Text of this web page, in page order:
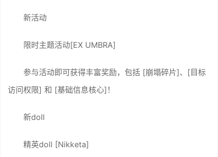
新活动
限时主题活动[EX UMBRA]
参与活动即可获得丰富奖励，包括 [崩塌碎片]、[目标
访问权限] 和 [基础信息核心]！
新doll
精英doll [Nikketa]